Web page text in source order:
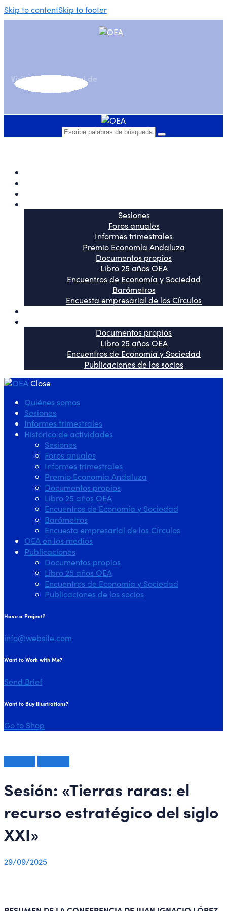
Skip to contentSkip to footer
Visita nuestro Canal de
YouTube
Sesiones
Foros anuales
Informes trimestrales
Premio Economía Andaluza
Documentos propios
Libro 25 años OEA
Encuentros de Economía y Sociedad
Barómetros
Encuesta empresarial de los Círculos
Documentos propios
Libro 25 años OEA
Encuentros de Economía y Sociedad
Publicaciones de los socios
Close
Quiénes somos
Sesiones
Informes trimestrales
Histórico de actividades
Sesiones
Foros anuales
Informes trimestrales
Premio Economía Andaluza
Documentos propios
Libro 25 años OEA
Encuentros de Economía y Sociedad
Barómetros
Encuesta empresarial de los Círculos
OEA en los medios
Publicaciones
Documentos propios
Libro 25 años OEA
Encuentros de Economía y Sociedad
Publicaciones de los socios
youtube
linkedin
twitter-
Have a Project?
info@website.com
Want to Work with Me?
Send Brief
Want to Buy Illustrations?
Go to Shop
Sesión: «Tierras raras: el
recurso estratégico del siglo
XXI»
29/09/2025